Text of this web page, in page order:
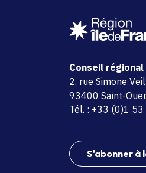
Conseil
adresse
2, rue Simone Veil
code postal et
93400 Saint-
Tél. : +33 (0)1
S'abonner à